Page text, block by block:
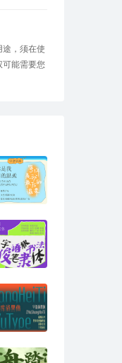
，须在使
可能需要您